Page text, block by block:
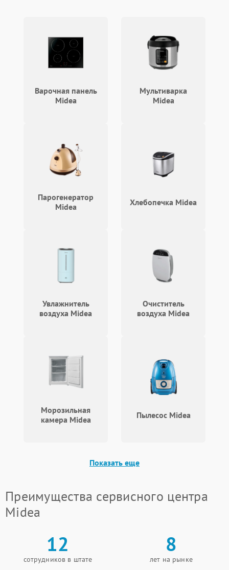
Варочная панель
Midea
Мультиварка
Midea
Парогенератор
Midea
Хлебопечка Midea
Увлажнитель
воздуха Midea
Очиститель
воздуха Midea
Морозильная
камера Midea
Пылесос Midea
Показать еще
Преимущества сервисного центра
Midea
12
сотрудников в штате
8
лет на рынке